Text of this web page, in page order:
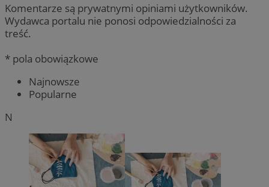
Komentarze są prywatnymi opiniami użytkowników.
Wydawca portalu nie ponosi odpowiedzialności za
treść.
* pola obowiązkowe
Najnowsze
Popularne
N